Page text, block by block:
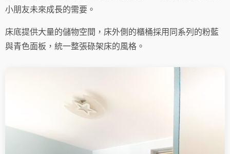
小朋友未來成長的需要。
床底提供大量的儲物空間，床外側的櫃桶採用同系列的粉藍
與青色面板，統一整張碌架床的風格。